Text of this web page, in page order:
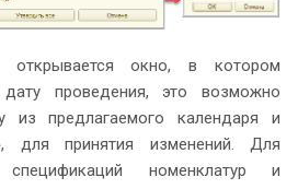
открывается окно, в котором
проведения, это возможно
из предлагаемого календаря и
для принятия изменений. Для
спецификаций номенклатур и